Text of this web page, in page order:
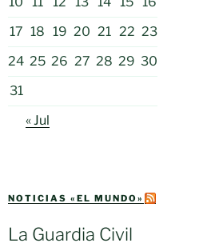
17 18 19 20 21 22 23
24 25 26 27 28 29 30
31
« Jul
NOTICIAS «EL MUNDO»
La Guardia Civil